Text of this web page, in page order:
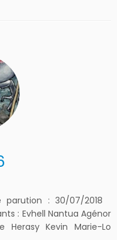
: 30/07/2018
: Evhell Nantua Agénor
Herasy Kevin Marie-Lo